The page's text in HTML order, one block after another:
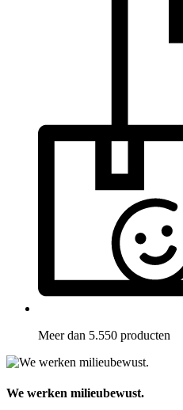
Meer dan 5.550 producten
We werken milieubewust.